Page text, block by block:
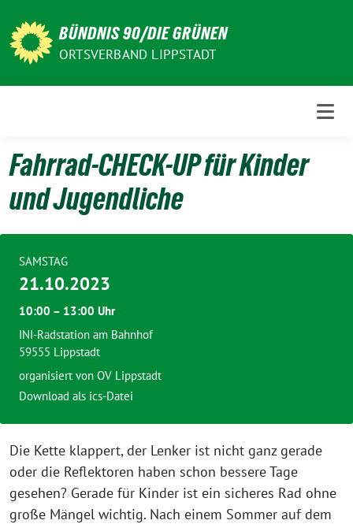
zum
Inhalt
BÜNDNIS 90/DIE GRÜNEN
ORTSVERBAND LIPPSTADT
Fahrrad-CHECK-UP für Kinder
und Jugendliche
Die Kette klappert, der Lenker ist nicht ganz gerade
oder die Reflektoren haben schon bessere Tage
gesehen? Gerade für Kinder ist ein sicheres Rad ohne
große Mängel wichtig. Nach einem Sommer auf dem
SAMSTAG
21.10.2023
10:00 – 13:00 Uhr
INI-Radstation am Bahnhof
59555 Lippstadt
organisiert von OV Lippstadt
Download als ics-Datei